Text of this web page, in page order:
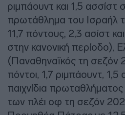
ριμπάουντ και 1,5
πρωτάθλημα του Ισραήλ
11,7 πόντους, 2,3 ασίστ
στην κανονική περίοδο),
(Παναθηναϊκός τη σεζόν
πόντοι, 1,7 ριμπάουντ, 1,5
παιχνίδια
των πλέι οφ τη σεζόν